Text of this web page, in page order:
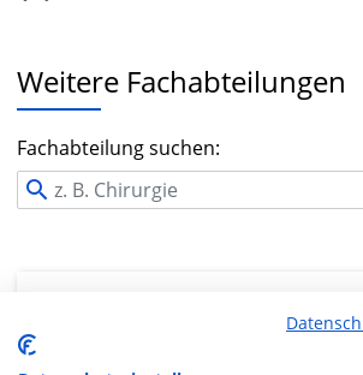
Weitere Fachabteilungen
Fachabteilung suchen:
Zentrallaboratorium